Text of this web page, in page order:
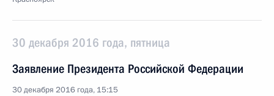
30 декабря 2016 года, пятница
Заявление Президента Российской Федерации
30 декабря 2016 года, 15:15